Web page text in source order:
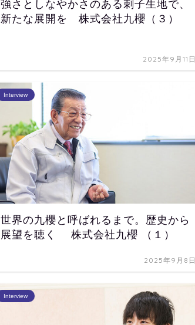
強さとしなやかさのある刺子生地で、
新たな展開を 株式会社九櫻（３）
2025年9月11日
Interview
世界の九櫻と呼ばれるまで。歴史から
展望を聴く 株式会社九櫻 （１）
2025年9月8日
Interview